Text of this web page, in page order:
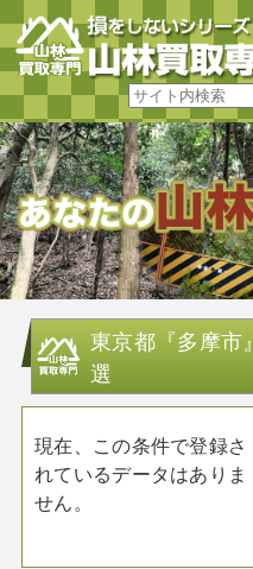
東京都『多摩市
選
現在、この条件で登録さ
れているデータはありま
せん。